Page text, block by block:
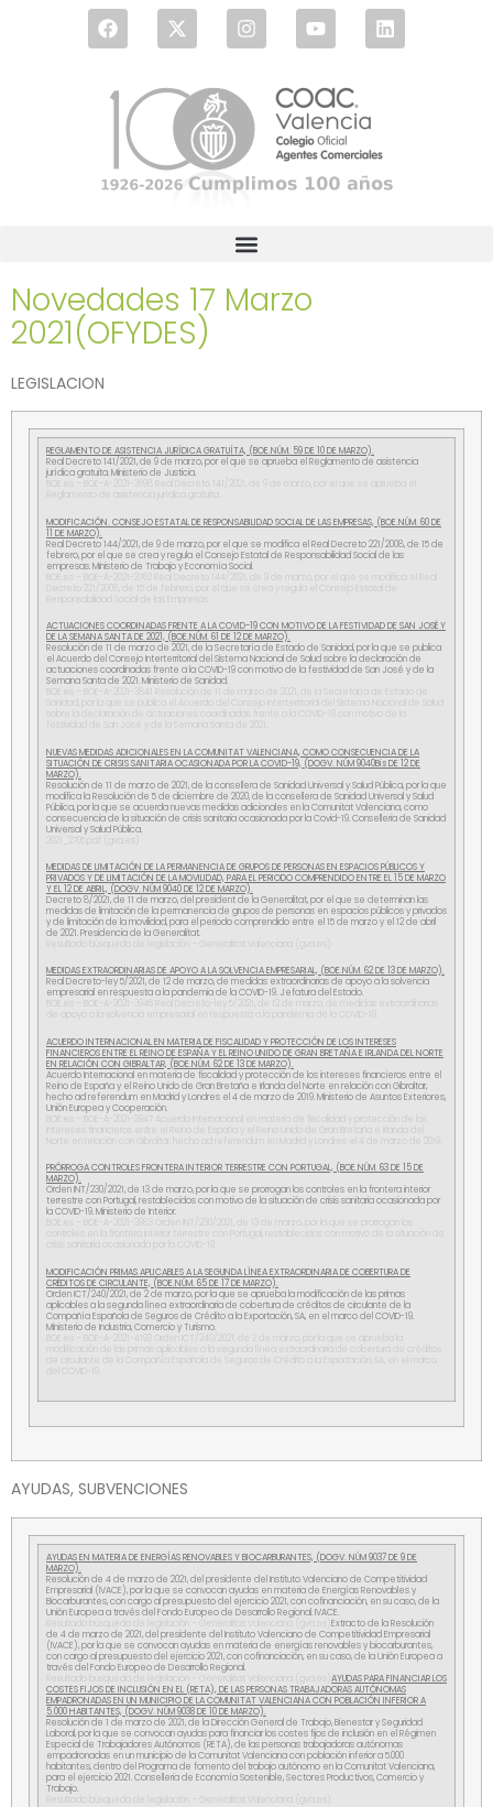
Novedades 17 Marzo
2021(OFYDES)
LEGISLACION
REGLAMENTO DE ASISTENCIA JURÍDICA GRATUÍTA, (BOE.NÚM. 59 DE 10 DE MARZO).
Real Decreto 141/2021, de 9 de marzo, por el que se aprueba el Reglamento de asistencia
jurídica gratuita. Ministerio de Justicia.
BOE.es – BOE-A-2021-3698 Real Decreto 141/2021, de 9 de marzo, por el que se aprueba el
Reglamento de asistencia jurídica gratuita.
MODIFICACIÓN. CONSEJO ESTATAL DE RESPONSABILIDAD SOCIAL DE LAS EMPRESAS, (BOE.NÚM. 60 DE
11 DE MARZO).
Real Decreto 144/2021, de 9 de marzo, por el que se modifica el Real Decreto 221/2008, de 15 de
febrero, por el que se crea y regula el Consejo Estatal de Responsabilidad Social de las
empresas. Ministerio de Trabajo y Economía Social.
BOE.es – BOE-A-2021-3762 Real Decreto 144/2021, de 9 de marzo, por el que se modifica el Real
Decreto 221/2008, de 15 de febrero, por el que se crea y regula el Consejo Estatal de
Responsabilidad Social de las Empresas.
ACTUACIONES COORDINADAS FRENTE A LA COVID-19 CON MOTIVO DE LA FESTIVIDAD DE SAN JOSÉ Y
DE LA SEMANA SANTA DE 2021, (BOE.NÚM. 61 DE 12 DE MARZO).
Resolución de 11 de marzo de 2021, de la Secretaría de Estado de Sanidad, por la que se publica
el Acuerdo del Consejo Interterritorial del Sistema Nacional de Salud sobre la declaración de
actuaciones coordinadas frente a la COVID-19 con motivo de la festividad de San José y de la
Semana Santa de 2021. Ministerio de Sanidad.
BOE.es – BOE-A-2021-3841 Resolución de 11 de marzo de 2021, de la Secretaría de Estado de
Sanidad, por la que se publica el Acuerdo del Consejo Interterritorial del Sistema Nacional de Salud
sobre la declaración de actuaciones coordinadas frente a la COVID-19 con motivo de la
festividad de San José y de la Semana Santa de 2021.
NUEVAS MEDIDAS ADICIONALES EN LA COMUNITAT VALENCIANA, COMO CONSECUENCIA DE LA
SITUACIÓN DE CRISIS SANITARIA OCASIONADA POR LA COVID-19, (DOGV. NÚM 9040Bis DE 12 DE
MARZO).
Resolución de 11 de marzo de 2021, de la consellera de Sanidad Universal y Salud Pública, por la que
modifica la Resolución de 5 de diciembre de 2020, de la consellera de Sanidad Universal y Salud
Pública, por la que se acuerda nuevas medidas adicionales en la Comunitat Valenciana, como
consecuencia de la situación de crisis sanitaria ocasionada por la Covid-19. Conselleria de Sanidad
Universal y Salud Pública.
2021_2705.pdf (gva.es)
MEDIDAS DE LIMITACIÓN DE LA PERMANENCIA DE GRUPOS DE PERSONAS EN ESPACIOS PÚBLICOS Y
PRIVADOS Y DE LIMITACIÓN DE LA MOVILIDAD, PARA EL PERIODO COMPRENDIDO ENTRE EL 15 DE MARZO
Y EL 12 DE ABRIL, (DOGV. NÚM 9040 DE 12 DE MARZO).
Decreto 8/2021, de 11 de marzo, del president de la Generalitat, por el que se determinan las
medidas de limitación de la permanencia de grupos de personas en espacios públicos y privados
y de limitación de la movilidad, para el periodo comprendido entre el 15 de marzo y el 12 de abril
de 2021. Presidencia de la Generalitat.
Resultado búsqueda de legislación – Generalitat Valenciana (gva.es)
MEDIDAS EXTRAORDINARIAS DE APOYO A LA SOLVENCIA EMPRESARIAL, (BOE.NÚM. 62 DE 13 DE MARZO).
Real Decreto-ley 5/2021, de 12 de marzo, de medidas extraordinarias de apoyo a la solvencia
empresarial en respuesta a la pandemia de la COVID-19. Jefatura del Estado.
BOE.es – BOE-A-2021-3946 Real Decreto-ley 5/2021, de 12 de marzo, de medidas extraordinarias
de apoyo a la solvencia empresarial en respuesta a la pandemia de la COVID-19.
ACUERDO INTERNACIONAL EN MATERIA DE FISCALIDAD Y PROTECCIÓN DE LOS INTERESES
FINANCIEROS ENTRE EL REINO DE ESPAÑA Y EL REINO UNIDO DE GRAN BRETAÑA E IRLANDA DEL NORTE
EN RELACIÓN CON GIBRALTAR, (BOE.NÚM. 62 DE 13 DE MARZO).
Acuerdo Internacional en materia de fiscalidad y protección de los intereses financieros entre el
Reino de España y el Reino Unido de Gran Bretaña e Irlanda del Norte en relación con Gibraltar,
hecho ad referendum en Madrid y Londres el 4 de marzo de 2019. Ministerio de Asuntos Exteriores,
Unión Europea y Cooperación.
BOE.es – BOE-A-2021-3947 Acuerdo Internacional en materia de fiscalidad y protección de los
intereses financieros entre el Reino de España y el Reino Unido de Gran Bretaña e Irlanda del
Norte en relación con Gibraltar, hecho ad referendum en Madrid y Londres el 4 de marzo de 2019.
PRÓRROGA CONTROLES FRONTERA INTERIOR TERRESTRE CON PORTUGAL, (BOE.NÚM. 63 DE 15 DE
MARZO).
Orden INT/230/2021, de 13 de marzo, por la que se prorrogan los controles en la frontera interior
terrestre con Portugal, restablecidos con motivo de la situación de crisis sanitaria ocasionada por
la COVID-19. Ministerio de Interior.
BOE.es – BOE-A-2021-3983 Orden INT/230/2021, de 13 de marzo, por la que se prorrogan los
controles en la frontera interior terrestre con Portugal, restablecidos con motivo de la situación de
crisis sanitaria ocasionada por la COVID-19.
MODIFICACIÓN PRIMAS APLICABLES A LA SEGUNDA LÍNEA EXTRAORDINARIA DE COBERTURA DE
CRÉDITOS DE CIRCULANTE, (BOE.NÚM. 65 DE 17 DE MARZO).
Orden ICT/240/2021, de 2 de marzo, por la que se aprueba la modificación de las primas
aplicables a la segunda línea extraordinaria de cobertura de créditos de circulante de la
Compañía Española de Seguros de Crédito a la Exportación, SA, en el marco del COVID-19.
Ministerio de Industria, Comercio y Turismo.
BOE.es – BOE-A-2021-4193 Orden ICT/240/2021, de 2 de marzo, por la que se aprueba la
modificación de las primas aplicables a la segunda línea extraordinaria de cobertura de créditos
de circulante de la Compañía Española de Seguros de Crédito a la Exportación, SA, en el marco
del COVID-19.
AYUDAS, SUBVENCIONES
AYUDAS EN MATERIA DE ENERGÍAS RENOVABLES Y BIOCARBURANTES, (DOGV. NÚM 9037 DE 9 DE
MARZO).
Resolución de 4 de marzo de 2021, del presidente del Instituto Valenciano de Competitividad
Empresarial (IVACE), por la que se convocan ayudas en materia de Energías Renovables y
Biocarburantes, con cargo al presupuesto del ejercicio 2021, con cofinanciación, en su caso, de la
Unión Europea a través del Fondo Europeo de Desarrollo Regional. IVACE.
Resultado búsqueda de legislación – Generalitat Valenciana (gva.es) Extracto de la Resolución
de 4 de marzo de 2021, del presidente del Instituto Valenciano de Competitividad Empresarial
(IVACE), por la que se convocan ayudas en materia de energías renovables y biocarburantes,
con cargo al presupuesto del ejercicio 2021, con cofinanciación, en su caso, de la Unión Europea a
través del Fondo Europeo de Desarrollo Regional.
Resultado búsqueda de legislación – Generalitat Valenciana (gva.es) AYUDAS PARA FINANCIAR LOS
COSTES FIJOS DE INCLUSIÓN EN EL (RETA), DE LAS PERSONAS TRABAJADORAS AUTÓNOMAS
EMPADRONADAS EN UN MUNICIPIO DE LA COMUNITAT VALENCIANA CON POBLACIÓN INFERIOR A
5.000 HABITANTES, (DOGV. NÚM 9038 DE 10 DE MARZO).
Resolución de 1 de marzo de 2021, de la Dirección General de Trabajo, Bienestar y Seguridad
Laboral, por la que se convocan ayudas para financiar los costes fijos de inclusión en el Régimen
Especial de Trabajadores Autónomos (RETA), de las personas trabajadoras autónomas
empadronadas en un municipio de la Comunitat Valenciana con población inferior a 5.000
habitantes, dentro del Programa de fomento del trabajo autónomo en la Comunitat Valenciana,
para el ejercicio 2021. Conselleria de Economía Sostenible, Sectores Productivos, Comercio y
Trabajo.
Resultado búsqueda de legislación – Generalitat Valenciana (gva.es)